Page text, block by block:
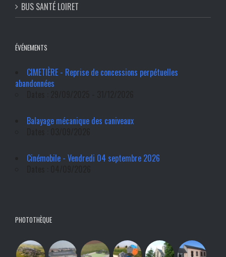
BUS SANTÉ LOIRET
ÉVÉNEMENTS
CIMETIÈRE - Reprise de concessions perpétuelles
abandonnées
Balayage mécanique des caniveaux
Cinémobile - Vendredi 04 septembre 2026
PHOTOTHÈQUE